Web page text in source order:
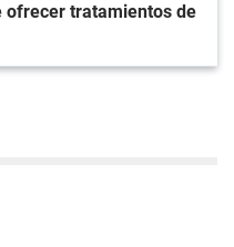
ofrecer tratamientos de